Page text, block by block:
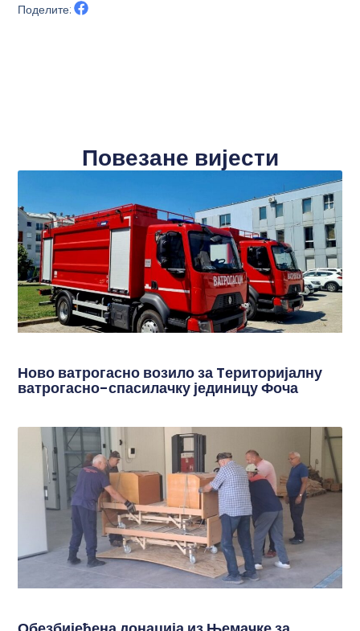
Поделите:
Повезане вијести
Ново ватрогасно возило за Tериторијалну
ватрогасно-спасилачку јединицу Фоча